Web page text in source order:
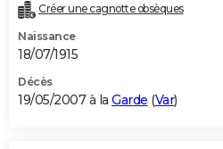
Créer une cagnotte obsèques
Naissance
18/07/1915
Décès
19/05/2007 à la Garde (Var)